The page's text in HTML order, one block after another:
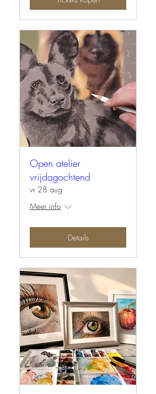
Open atelier
vrijdagochtend
vr 28 aug
Meer info
Details